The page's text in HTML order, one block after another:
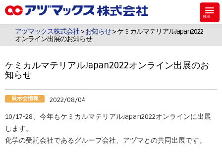
アヅマックスは、機能材料用のシラン・シリコーンなどのケミカル製品、食
品・飼料・環境・植物用の検査キットを販売しています。
アヅマックス株式会社>お知らせ> ケミカルマテリアルJapan2022
オンライン出展のお知らせ
ケミカルマテリアルJapan2022オンライン出展のお
知らせ
展示会情報
2022/08/04
10/17-28、今年もケミカルマテリアルJapan2022オンラインに出展
します。
化学の受託会社であるグループ会社、アヅマとの共同出展です。